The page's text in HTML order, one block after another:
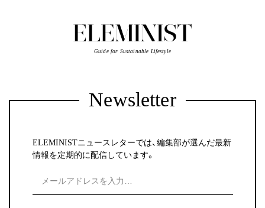
Guide for Sustainable Lifestyle
Newsletter
ELEMINISTニュースレターでは、編集部が選んだ最新
情報を定期的に配信しています。